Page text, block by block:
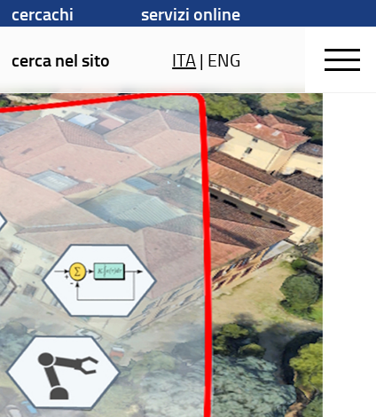
cercachi
servizi online
cerca nel sito
ITA| ENG